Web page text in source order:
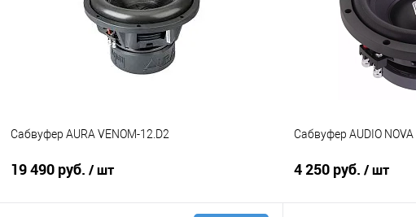
Сабвуфер AURA VENOM-12.D2
19 490 руб. / шт
Сабвуфер AUDIO NOVA
4 250 руб. / шт